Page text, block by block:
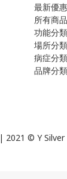
最新優惠
所有商品
功能分類
場所分類
病症分類
品牌分類
| 2021 © Y Silver